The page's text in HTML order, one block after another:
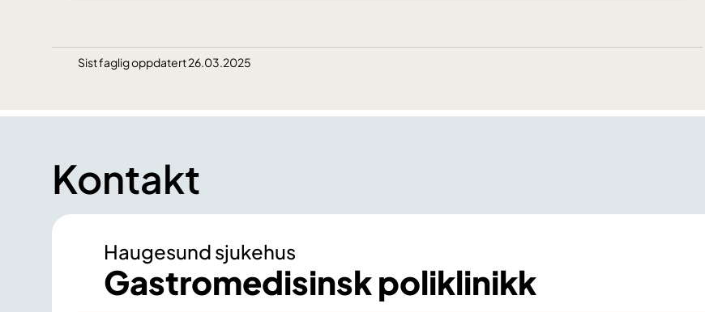
Sist faglig oppdatert 26.03.2025
Kontakt
Haugesund sjukehus
Gastromedisinsk poliklinikk